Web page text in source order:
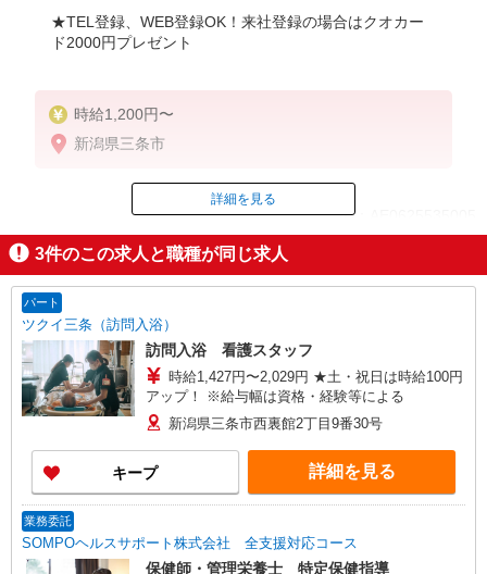
★TEL登録、WEB登録OK！来社登録の場合はクオカー
ド2000円プレゼント
時給1,200円〜
新潟県三条市
ID：AE0625535005
掲載期間終了
詳細を見る
3件のこの求人と職種が同じ求人
パート
ツクイ三条（訪問入浴）
訪問入浴 看護スタッフ
時給1,427円〜2,029円 ★土・祝日は時給100円
アップ！ ※給与幅は資格・経験等による
新潟県三条市西裏館2丁目9番30号
キープ 詳細を見る
業務委託
SOMPOヘルスサポート株式会社 全支援対応コース
保健師・管理栄養士 特定保健指導